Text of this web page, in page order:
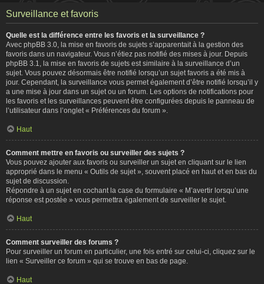
Surveillance et favoris
Quelle est la différence entre les favoris et la surveillance ?
Avec phpBB 3.0, la mise en favoris de sujets s’apparentait à la gestion des
favoris dans un navigateur. Vous n’étiez pas notifié des mises à jour. Depuis
phpBB 3.1, la mise en favoris de sujets est similaire à la surveillance d’un
sujet. Vous pouvez désormais être notifié lorsqu’un sujet favoris a été mis à
jour. Cependant, la surveillance vous permet également d’être notifié lorsqu’il y
a une mise à jour dans un sujet ou un forum. Les options de notifications pour
les favoris et les surveillances peuvent être configurées depuis le panneau de
l’utilisateur dans l’onglet « Préférences du forum ».
Haut
Comment mettre en favoris ou surveiller des sujets ?
Vous pouvez ajouter aux favoris ou surveiller un sujet en cliquant sur le lien
approprié dans le menu « Outils de sujet », souvent placé en haut et en bas du
sujet de discussion.
Répondre à un sujet en cochant la case du formulaire « M’avertir lorsqu’une
réponse est postée » vous permettra également de surveiller le sujet.
Haut
Comment surveiller des forums ?
Pour surveiller un forum en particulier, une fois entré sur celui-ci, cliquez sur le
lien « Surveiller ce forum » qui se trouve en bas de page.
Haut